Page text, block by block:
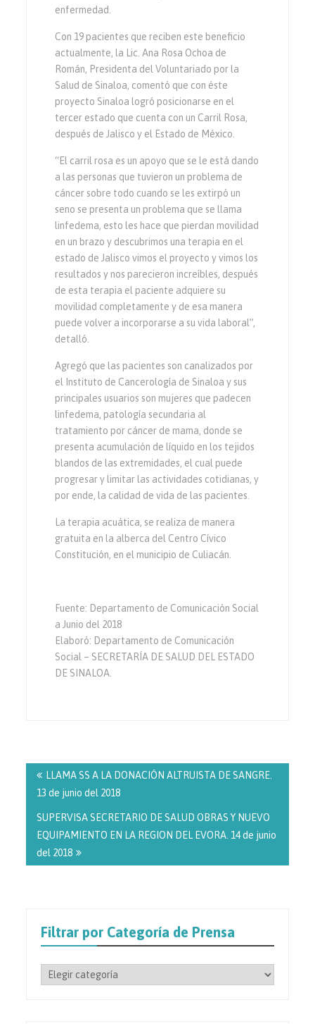
enfermedad.
Con 19 pacientes que reciben este beneficio
actualmente, la Lic. Ana Rosa Ochoa de
Román, Presidenta del Voluntariado por la
Salud de Sinaloa, comentó que con éste
proyecto Sinaloa logró posicionarse en el
tercer estado que cuenta con un Carril Rosa,
después de Jalisco y el Estado de México.
“El carril rosa es un apoyo que se le está dando
a las personas que tuvieron un problema de
cáncer sobre todo cuando se les extirpó un
seno se presenta un problema que se llama
linfedema, esto les hace que pierdan movilidad
en un brazo y descubrimos una terapia en el
estado de Jalisco vimos el proyecto y vimos los
resultados y nos parecieron increíbles, después
de esta terapia el paciente adquiere su
movilidad completamente y de esa manera
puede volver a incorporarse a su vida laboral”,
detalló.
Agregó que las pacientes son canalizados por
el Instituto de Cancerología de Sinaloa y sus
principales usuarios son mujeres que padecen
linfedema, patología secundaria al
tratamiento por cáncer de mama, donde se
presenta acumulación de líquido en los tejidos
blandos de las extremidades, el cual puede
progresar y limitar las actividades cotidianas, y
por ende, la calidad de vida de las pacientes.
La terapia acuática, se realiza de manera
gratuita en la alberca del Centro Cívico
Constitución, en el municipio de Culiacán.
Fuente: Departamento de Comunicación Social
a Junio del 2018
Elaboró: Departamento de Comunicación
Social – SECRETARÍA DE SALUD DEL ESTADO
DE SINALOA.
de
entradas
LLAMA SS A LA DONACIÓN ALTRUISTA DE SANGRE.
13 de junio del 2018
SUPERVISA SECRETARIO DE SALUD OBRAS Y NUEVO
EQUIPAMIENTO EN LA REGION DEL EVORA. 14 de junio
del 2018
Filtrar por Categoría de Prensa
Filtrar